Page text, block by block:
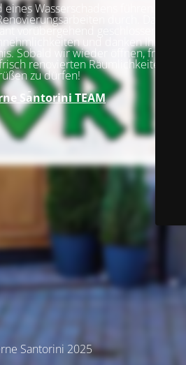
Wasserschadens führen wir
durch. Daher
vorübergehend geschlossen.
und danken Ihnen
Sobald wir wieder öffnen, freuen
renovierten Räumlichkeiten
zu dürfen!
Santorini TEAM
Santorini 2025